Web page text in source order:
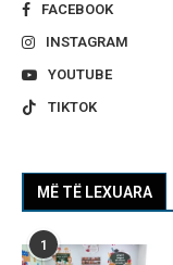
FACEBOOK
INSTAGRAM
YOUTUBE
TIKTOK
MË TË LEXUARA
1